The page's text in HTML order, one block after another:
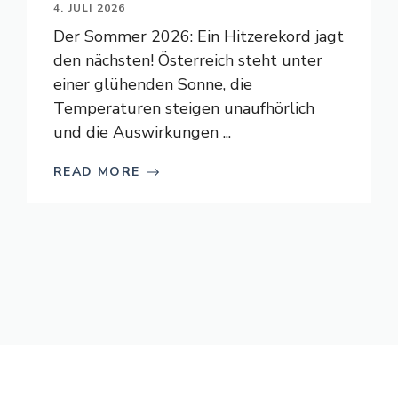
4. JULI 2026
Der Sommer 2026: Ein Hitzerekord jagt
den nächsten! Österreich steht unter
einer glühenden Sonne, die
Temperaturen steigen unaufhörlich
und die Auswirkungen ...
READ MORE